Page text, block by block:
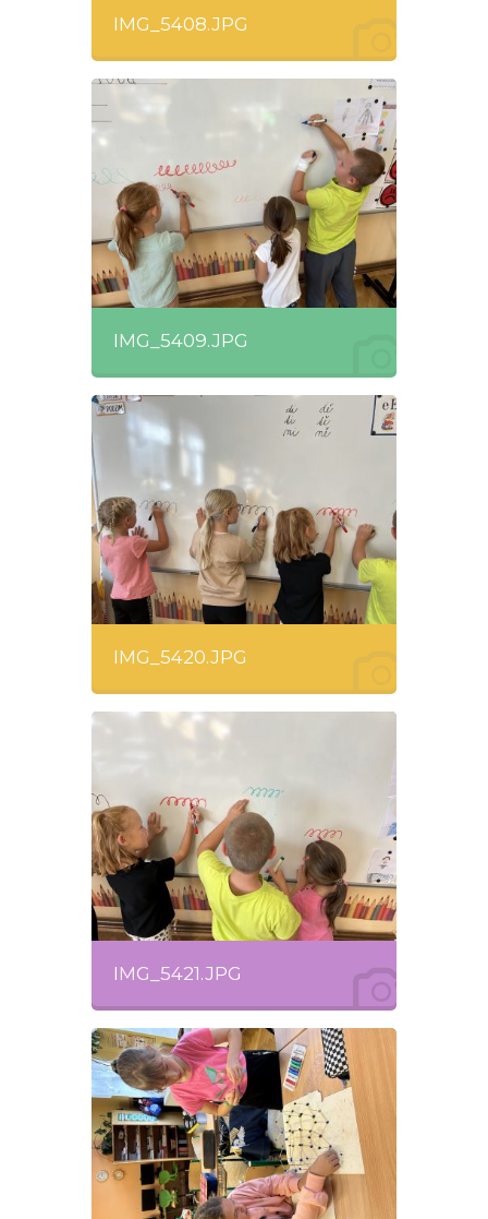
IMG_5408.JPG
IMG_5409.JPG
IMG_5420.JPG
IMG_5421.JPG